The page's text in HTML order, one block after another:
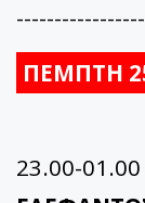
ΠΕΜΠΤΗ
23.00-01.00